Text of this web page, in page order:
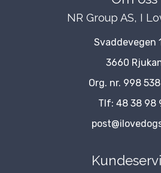
NR Group AS, I
Svaddevegen
3660
Org. nr. 998
Tlf: 48 38 98